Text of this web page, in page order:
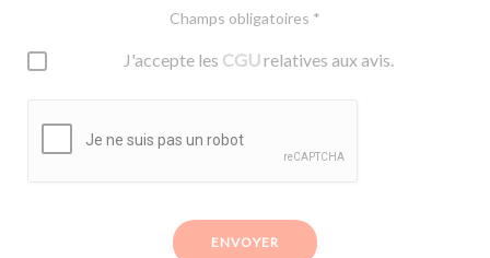
Champs obligatoires *
J'accepte les CGUrelatives aux avis.
ENVOYER